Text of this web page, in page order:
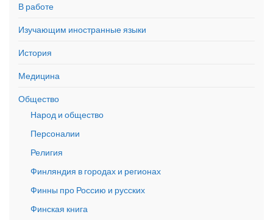
В работе
Изучающим иностранные языки
История
Медицина
Общество
Народ и общество
Персоналии
Религия
Финляндия в городах и регионах
Финны про Россию и русских
Финская книга